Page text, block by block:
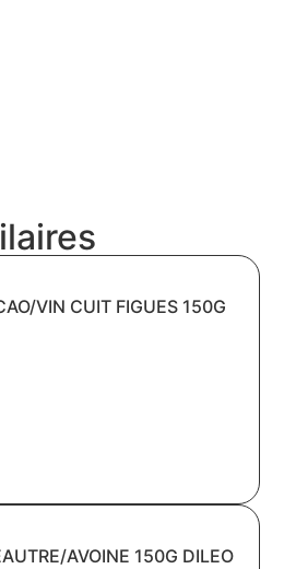
VIN CUIT FIGUES 150G
AVOINE 150G DILEO